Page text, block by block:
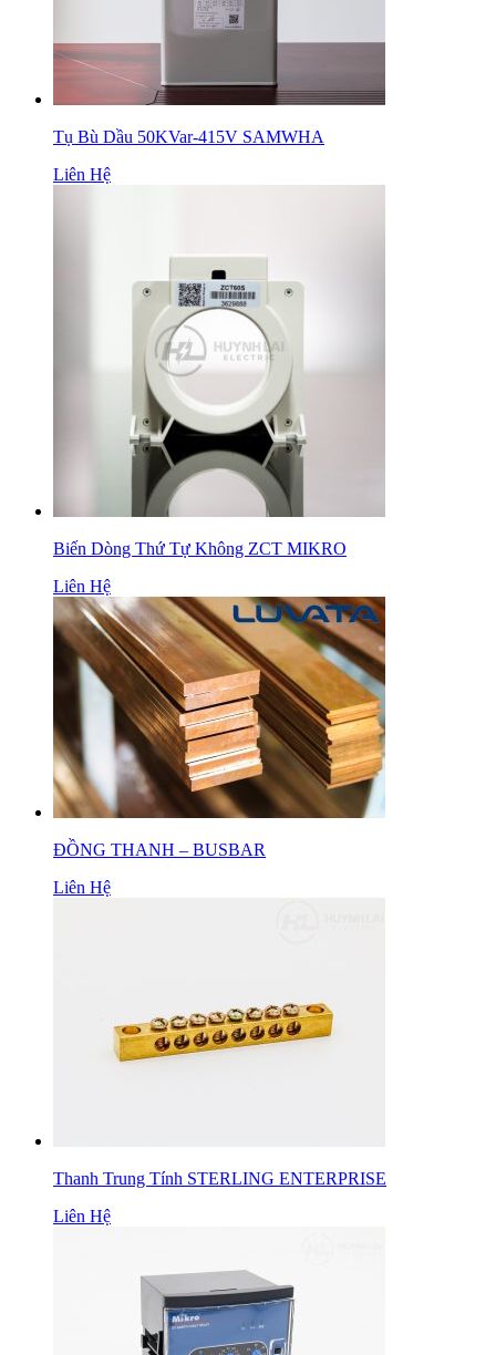
Tụ Bù Dầu 50KVar-415V SAMWHA
Liên Hệ
Biến Dòng Thứ Tự Không ZCT MIKRO
Liên Hệ
ĐỒNG THANH – BUSBAR
Liên Hệ
Thanh Trung Tính STERLING ENTERPRISE
Liên Hệ